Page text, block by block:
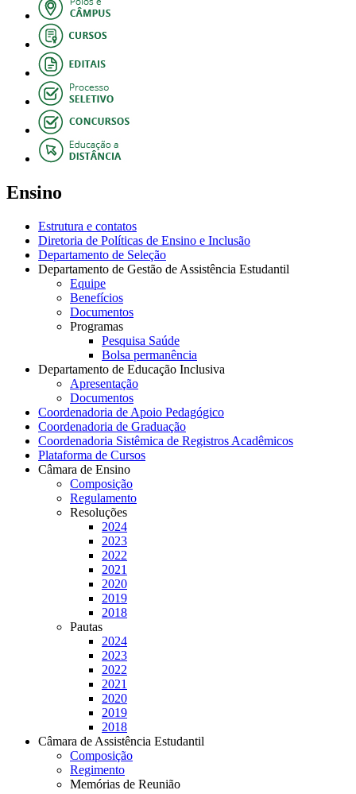
Ensino
Estrutura e contatos
Diretoria de Políticas de Ensino e Inclusão
Departamento de Seleção
Departamento de Gestão de Assistência Estudantil
Equipe
Benefícios
Documentos
Programas
Pesquisa Saúde
Bolsa permanência
Departamento de Educação Inclusiva
Apresentação
Documentos
Coordenadoria de Apoio Pedagógico
Coordenadoria de Graduação
Coordenadoria Sistêmica de Registros Acadêmicos
Plataforma de Cursos
Câmara de Ensino
Composição
Regulamento
Resoluções
2024
2023
2022
2021
2020
2019
2018
Pautas
2024
2023
2022
2021
2020
2019
2018
Câmara de Assistência Estudantil
Composição
Regimento
Memórias de Reunião